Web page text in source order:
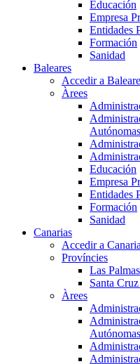
Educación
Empresa
Entidades
Formación
Sanidad
Baleares
Accedir a
Àrees
Autónomas
Educación
Empresa
Entidades
Formación
Sanidad
Canarias
Accedir a
Províncies
Las Palmas
Santa
Àrees
Autónomas